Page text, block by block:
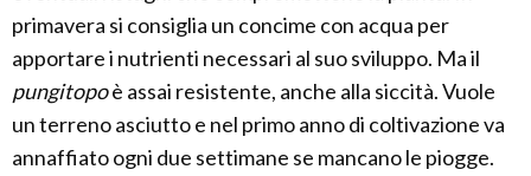
primavera si consiglia un concime con acqua per
apportare i nutrienti necessari al suo sviluppo. Ma il
pungitopoè assai resistente, anche alla siccità. Vuole
un terreno asciutto e nel primo anno di coltivazione va
annaffiato ogni due settimane se mancano le piogge.